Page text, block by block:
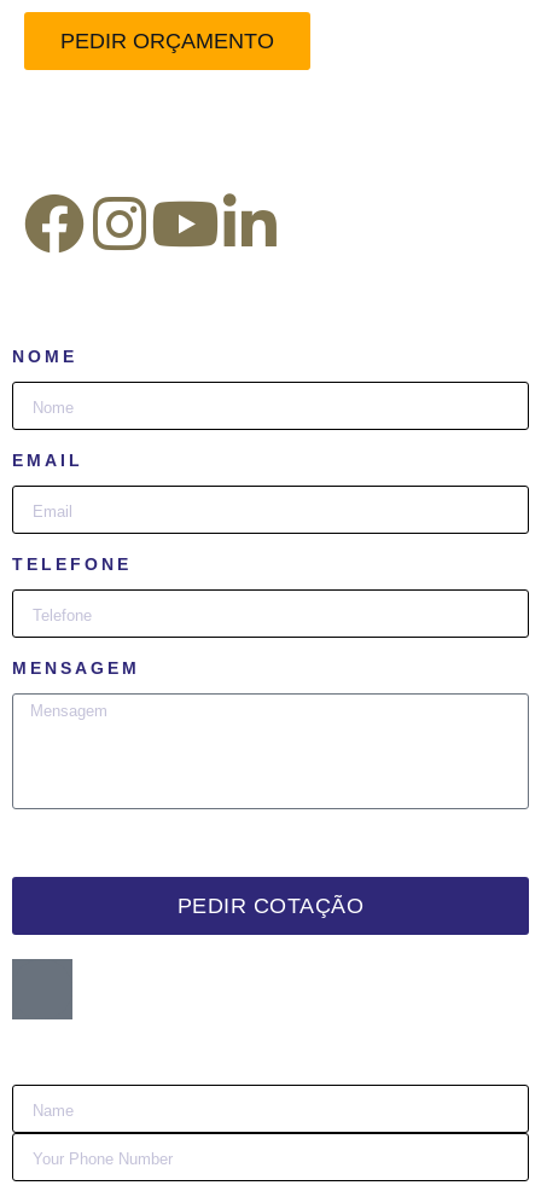
PEDIR ORÇAMENTO
NOME
EMAIL
TELEFONE
MENSAGEM
PEDIR COTAÇÃO